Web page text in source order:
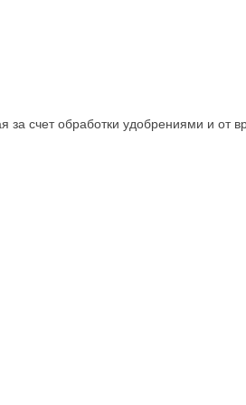
счет обработки удобрениями и от